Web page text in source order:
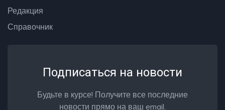
Редакция
Справочник
Подписаться на новости
Будьте в курсе! Получите все последние
новости прямо на ваш email.